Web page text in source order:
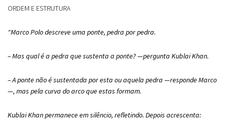
ORDEM E ESTRUTURA
"Marco Polo descreve uma ponte, pedra por pedra.
– Mas qual é a pedra que sustenta a ponte? —pergunta Kublai Khan.
– A ponte não é sustentada por esta ou aquela pedra —responde Marco
—, mas pela curva do arco que estas formam.
Kublai Khan permanece em silêncio, refletindo. Depois acrescenta: